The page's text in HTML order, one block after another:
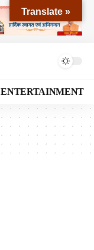
ENTERTAINMENT
Translate »